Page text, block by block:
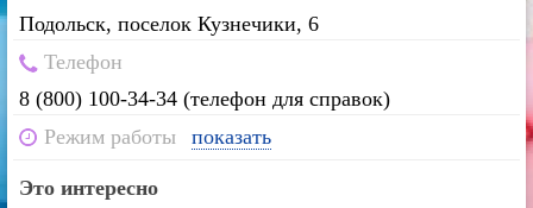
Подольск, поселок Кузнечики, 6
Телефон
8 (800) 100-34-34 (телефон для справок)
Режим работы
показать
Это интересно